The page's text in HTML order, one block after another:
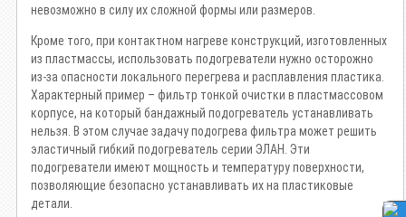
невозможно в силу их сложной формы или размеров.
Кроме того, при контактном нагреве конструкций, изготовленных
из пластмассы, использовать подогреватели нужно осторожно
из-за опасности локального перегрева и расплавления пластика.
Характерный пример – фильтр тонкой очистки в пластмассовом
корпусе, на который бандажный подогреватель устанавливать
нельзя. В этом случае задачу подогрева фильтра может решить
эластичный гибкий подогреватель серии ЭЛАН. Эти
подогреватели имеют мощность и температуру поверхности,
позволяющие безопасно устанавливать их на пластиковые
детали.